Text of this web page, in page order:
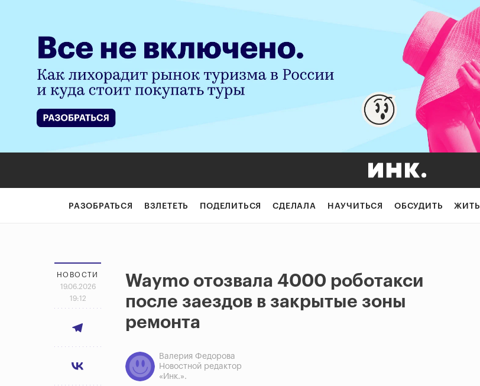
РАЗОБРАТЬСЯ ВЗЛЕТЕТЬ ПОДЕЛИТЬСЯ СДЕЛАЛА НАУЧИТЬСЯ ОБСУДИТЬ ЖИТЬ
НОВОСТИ
19.06.2026
19:12
Waymo отозвала 4000 роботакси
после заездов в закрытые зоны
ремонта
Валерия Федорова
Новостной редактор
«Инк.».